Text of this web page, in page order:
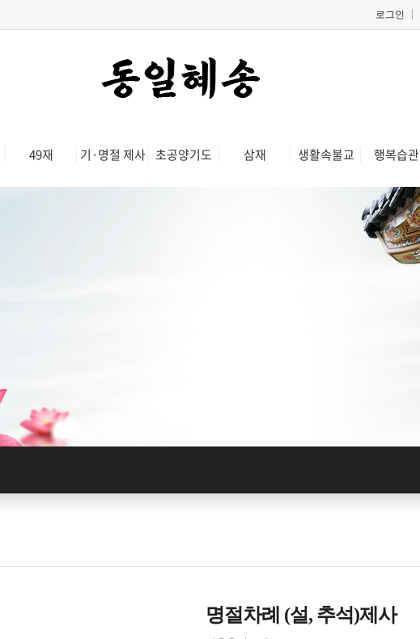
로그인
간절한 소원을 밝히는
혜송스님의 축원기도 발원
49재 기·명절 제사 초공양기도 삼재 생활속불교 행복습관
명절차례 (설, 추석)제사